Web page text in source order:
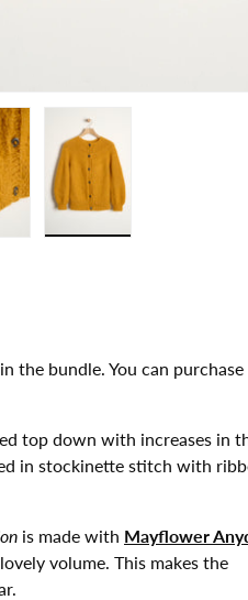
zdjęcie 3 W galerii
Załaduj zdjęcie 4 W galerii
the bundle. You can
top down with increases in
in stockinette stitch with
is made with Mayflower
volume. This makes the